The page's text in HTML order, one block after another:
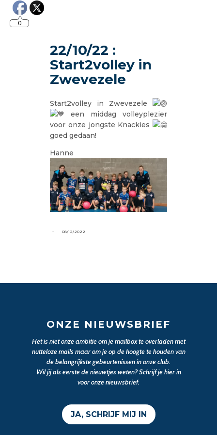
0
22/10/22 :
Start2volley in
Zwevezele
Start2volley in Zwevezele
een middag volleyplezier
voor onze jongste Knackies
goed gedaan!
Hanne
- 08/12/2022
ONZE NIEUWSBRIEF
Het is niet onze ambitie om je mailbox te overladen met
nutteloze mails maar om je op de hoogte te houden van
de belangrijkste gebeurtenissen in onze club.
Wil jij als eerste de nieuwtjes weten? Schrijf je hier in
voor onze nieuwsbrief.
JA, SCHRIJF MIJ IN